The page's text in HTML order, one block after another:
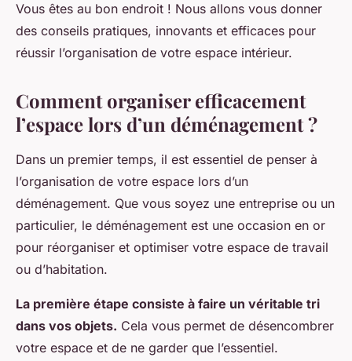
Vous êtes au bon endroit ! Nous allons vous donner
des conseils pratiques, innovants et efficaces pour
réussir l’organisation de votre espace intérieur.
Comment organiser efficacement
l’espace lors d’un déménagement ?
Dans un premier temps, il est essentiel de penser à
l’organisation de votre espace lors d’un
déménagement. Que vous soyez une entreprise ou un
particulier, le déménagement est une occasion en or
pour réorganiser et optimiser votre espace de travail
ou d’habitation.
La première étape consiste à faire un véritable tri
dans vos objets. Cela vous permet de désencombrer
votre espace et de ne garder que l’essentiel.